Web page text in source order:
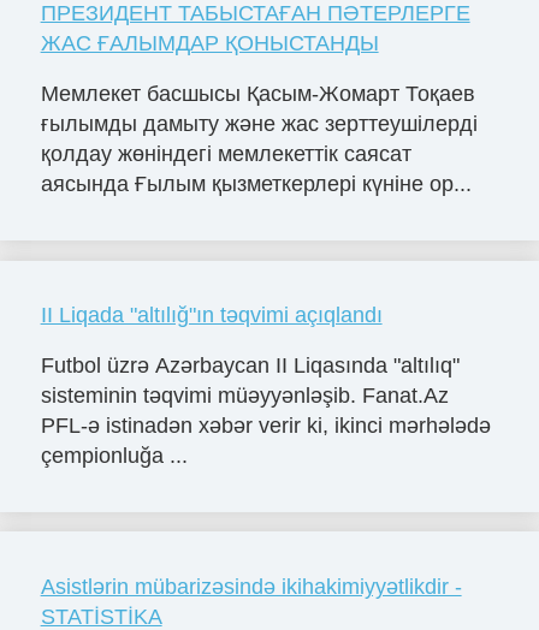
ПРЕЗИДЕНТ ТАБЫСТАҒАН ПӘТЕРЛЕРГЕ
ЖАС ҒАЛЫМДАР ҚОНЫСТАНДЫ
Мемлекет басшысы Қасым-Жомарт Тоқаев
ғылымды дамыту және жас зерттеушілерді
қолдау жөніндегі мемлекеттік саясат
аясында Ғылым қызметкерлері күніне ор...
II Liqada "altılığ"ın təqvimi açıqlandı
Futbol üzrə Azərbaycan II Liqasında "altılıq"
sisteminin təqvimi müəyyənləşib. Fanat.Az
PFL-ə istinadən xəbər verir ki, ikinci mərhələdə
çempionluğa ...
Asistlərin mübarizəsində ikihakimiyyətlikdir -
STATİSTİKA